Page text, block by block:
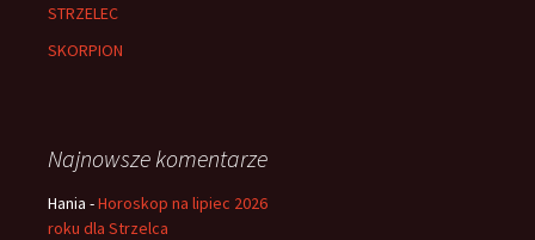
STRZELEC
SKORPION
Najnowsze komentarze
Hania -Horoskop na lipiec 2026
roku dla Strzelca